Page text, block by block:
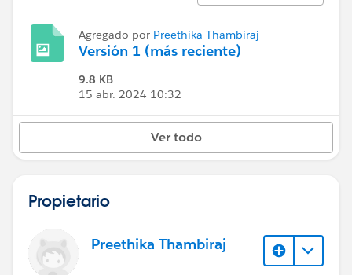
Agregado por Preethika Thambiraj
Versión 1 (más reciente)
9.8 KB
15 abr. 2024 10:32
Ver todo
Propietario
Preethika Thambiraj